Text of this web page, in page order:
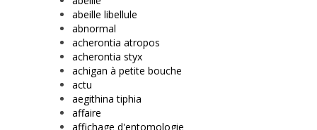
abeille libellule
abnormal
acherontia atropos
acherontia styx
achigan à petite bouche
actu
aegithina tiphia
affaire
affichage d'entomologie